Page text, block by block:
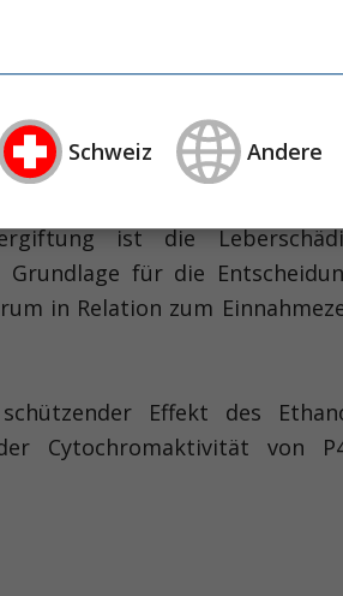
oberer Stelle der
mit diesem Analgetikum
ist die
Grundlage für die
in Relation zum
Effekt des
Cytochromaktivität von
Schweiz Andere